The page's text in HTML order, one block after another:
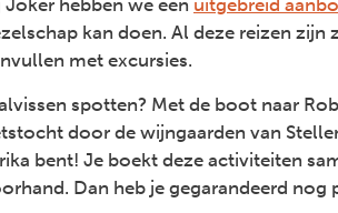
Joker hebben we een uitgebreid
kan doen. Al deze reizen
met excursies.
spotten? Met de boot naar
door de wijngaarden van
bent! Je boekt deze activiteiten
Dan heb je gegarandeerd nog